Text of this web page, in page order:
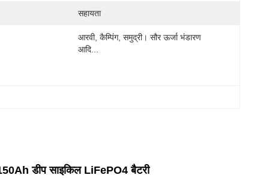
सहायता
आरवी, कैम्पिंग, समुद्री। सौर ऊर्जा भंडारण
आदि...
डीप साइकिल LiFePO4 बैटरी